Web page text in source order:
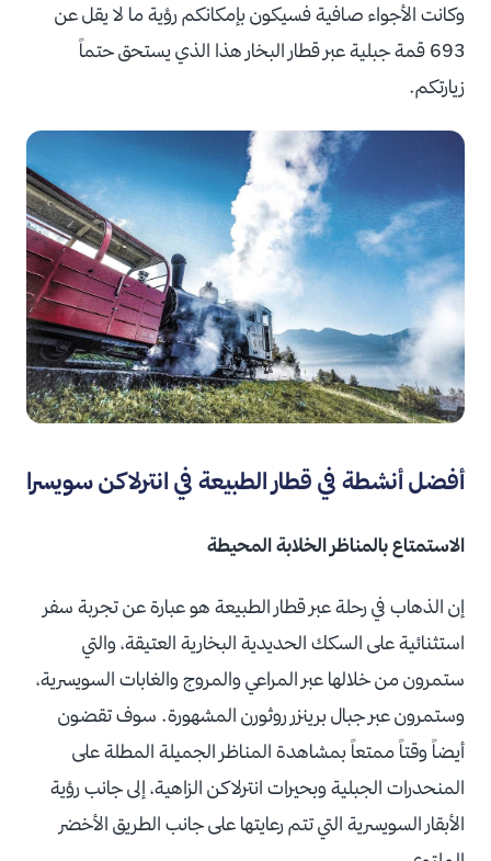
وكانت الأجواء صافية فسيكون بإمكانكم رؤية ما لا يقل عن
693 قمة جبلية عبر قطار البخار هذا الذي يستحق حتماً
زيارتكم.
أفضل أنشطة في قطار الطبيعة في انترلاكن سويسرا
الاستمتاع بالمناظر الخلابة المحيطة
إن الذهاب في رحلة عبر قطار الطبيعة هو عبارة عن تجربة سفر
استثنائية على السكك الحديدية البخارية العتيقة، والتي
ستمرون من خلالها عبر المراعي والمروج والغابات السويسرية،
وستمرون عبر جبال برينزر روثورن المشهورة. سوف تقضون
أيضاً وقتاً ممتعاً بمشاهدة المناظر الجميلة المطلة على
المنحدرات الجبلية وبحيرات انترلاكن الزاهية، إلى جانب رؤية
الأبقار السويسرية التي تتم رعايتها على جانب الطريق الأخضر